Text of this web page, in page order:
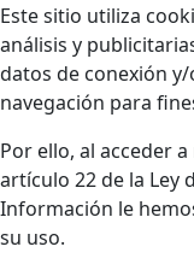
Este sitio utiliza
análisis y
datos de conexión
navegación para
Por ello, al acceder
artículo 22 de la Ley
Información le
su uso.